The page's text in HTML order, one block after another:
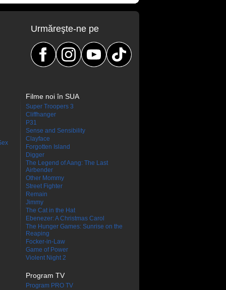
Urmăreşte-ne pe
Filme noi în SUA
Super Troopers 3
Cliffhanger
P31
Sense and Sensibility
Clayface
Forgotten Island
Digger
The Legend of Aang: The Last
Airbender
Other Mommy
Street Fighter
Remain
Jimmy
The Cat in the Hat
Ebenezer: A Christmas Carol
The Hunger Games: Sunrise on the
Reaping
Focker-in-Law
Game of Power
Violent Night 2
Program TV
Program PRO TV